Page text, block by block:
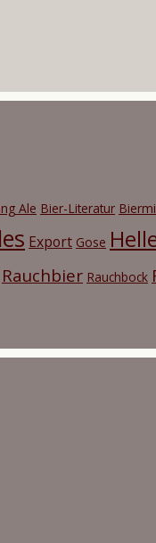
Ale Bier-Literatur
Export Gose
Rauchbier Rauchbock